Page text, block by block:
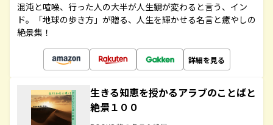
混沌と喧噪、行った人の大半が人生観が変わると言う、イン
ド。「地球の歩き方」が贈る、人生を輝かせる名言と癒やしの
絶景集！
詳細を見る
生きる知恵を授かるアラブのことばと
絶景１００